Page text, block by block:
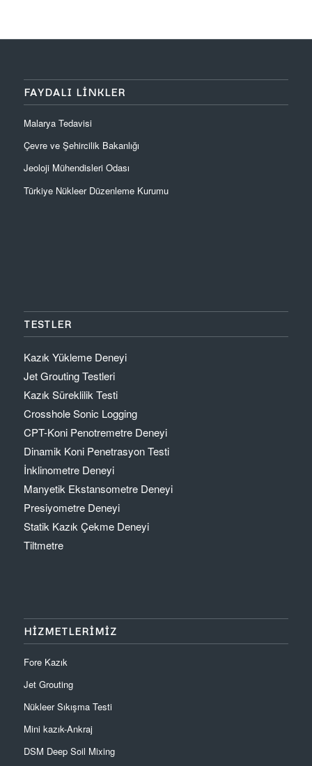
FAYDALI LINKLER
Malarya Tedavisi
Çevre ve Şehircilik Bakanlığı
Jeoloji Mühendisleri Odası
Türkiye Nükleer Düzenleme Kurumu
TESTLER
Kazık Yükleme Deneyi
Jet Grouting Testleri
Kazık Süreklilik Testi
Crosshole Sonic Logging
CPT-Koni Penotremetre Deneyi
Dinamik Koni Penetrasyon Testi
İnklinometre Deneyi
Manyetik Ekstansometre Deneyi
Presiyometre Deneyi
Statik Kazık Çekme Deneyi
Tiltmetre
HİZMETLERİMİZ
Fore Kazık
Jet Grouting
Nükleer Sıkışma Testi
Mini kazık-Ankraj
DSM Deep Soil Mixing